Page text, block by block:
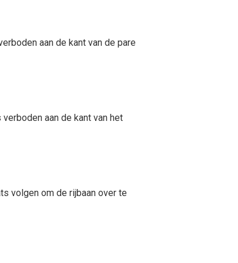
aan de kant van de pare
aan de kant van het
volgen om de rijbaan over te